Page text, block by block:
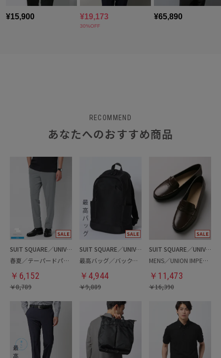
RECOMMEND
あなたへのおすすめ商品
SUIT SQUARE／UNIVERSAL LANGUAGE
春夏／テーパードパンツ
￥ 6,152
￥8,789
SUIT SQUARE／UNIVERSAL LANGUAGE
最高バッグ／バックパック
￥ 4,944
￥9,889
SUIT SQUARE／UNIVERSAL LANGUAGE
MENS／UNION IMPERIAL監修／コインローファー
￥ 11,473
￥16,390